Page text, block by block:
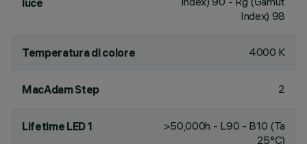
luce
Index) 98
Temperatura di colore 4000 K
MacAdam Step 2
Lifetime LED 1
>50,000h - L90 - B10 (Ta
25°C)